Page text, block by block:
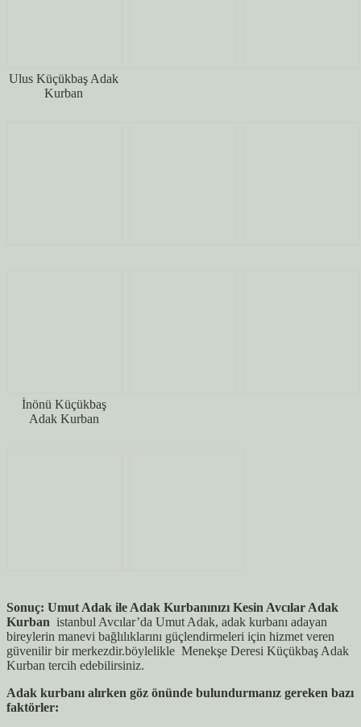
Ulus Küçükbaş Adak
Kurban
İnönü Küçükbaş
Adak Kurban
Sonuç: Umut Adak ile Adak Kurbanınızı Kesin Avcılar Adak
Kurban istanbul Avcılar’da Umut Adak, adak kurbanı adayan
bireylerin manevi bağlılıklarını güçlendirmeleri için hizmet veren
güvenilir bir merkezdir.böylelikle Menekşe Deresi Küçükbaş Adak
Kurban tercih edebilirsiniz.
Adak kurbanı alırken göz önünde bulundurmanız gereken bazı
faktörler: